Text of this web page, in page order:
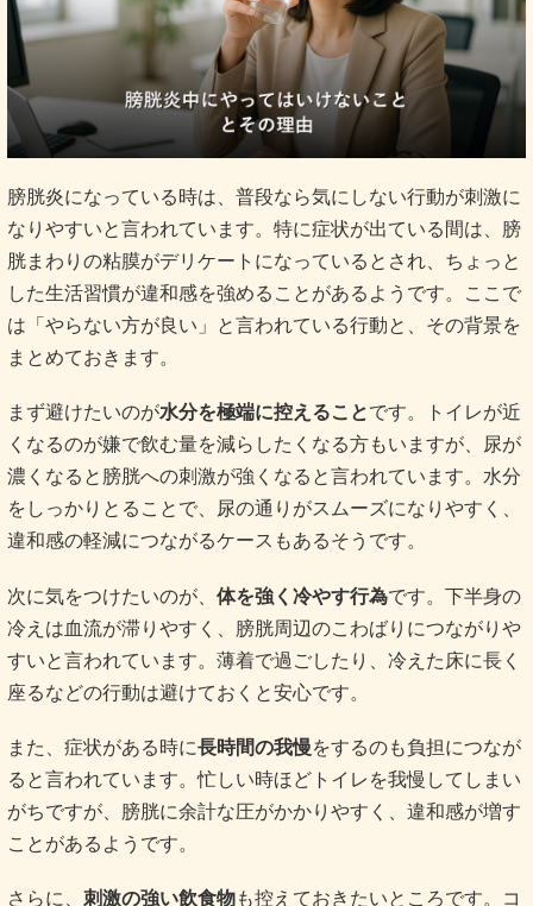
膀胱炎になっている時は、普段なら気にしない行動が刺激に
なりやすいと言われています。特に症状が出ている間は、膀
胱まわりの粘膜がデリケートになっているとされ、ちょっと
した生活習慣が違和感を強めることがあるようです。ここで
は「やらない方が良い」と言われている行動と、その背景を
まとめておきます。
まず避けたいのが水分を極端に控えることです。トイレが近
くなるのが嫌で飲む量を減らしたくなる方もいますが、尿が
濃くなると膀胱への刺激が強くなると言われています。水分
をしっかりとることで、尿の通りがスムーズになりやすく、
違和感の軽減につながるケースもあるそうです。
次に気をつけたいのが、 体を強く冷やす行為です。下半身の
冷えは血流が滞りやすく、膀胱周辺のこわばりにつながりや
すいと言われています。薄着で過ごしたり、冷えた床に長く
座るなどの行動は避けておくと安心です。
また、症状がある時に長時間の我慢をするのも負担につなが
ると言われています。忙しい時ほどトイレを我慢してしまい
がちですが、膀胱に余計な圧がかかりやすく、違和感が増す
ことがあるようです。
さらに、 刺激の強い飲食物も控えておきたいところです。コ